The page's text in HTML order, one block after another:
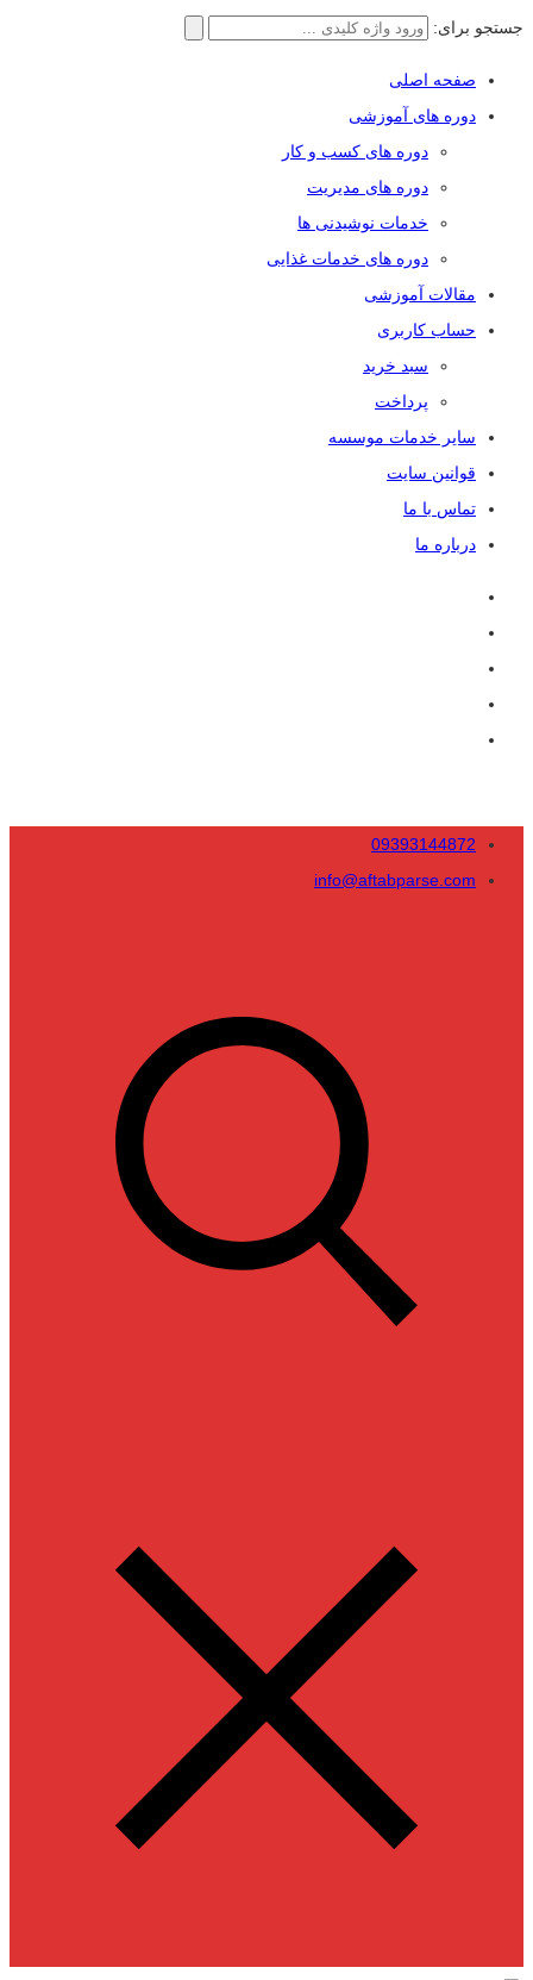
جستجو برای:
صفحه اصلی
دوره های آموزشی
دوره های کسب و کار
دوره های مدیریت
خدمات نوشیدنی ها
دوره های خدمات غذایی
مقالات آموزشی
حساب کاربری
سبد خرید
پرداخت
سایر خدمات موسسه
قوانین سایت
تماس با ما
درباره ما
09393144872
info@aftabparse.com